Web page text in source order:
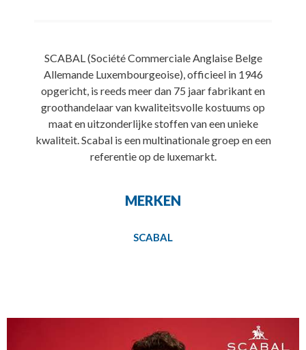
SCABAL (Société Commerciale Anglaise Belge
Allemande Luxembourgeoise), officieel in 1946
opgericht, is reeds meer dan 75 jaar fabrikant en
groothandelaar van kwaliteitsvolle kostuums op
maat en uitzonderlijke stoffen van een unieke
kwaliteit. Scabal is een multinationale groep en een
referentie op de luxemarkt.
MERKEN
SCABAL